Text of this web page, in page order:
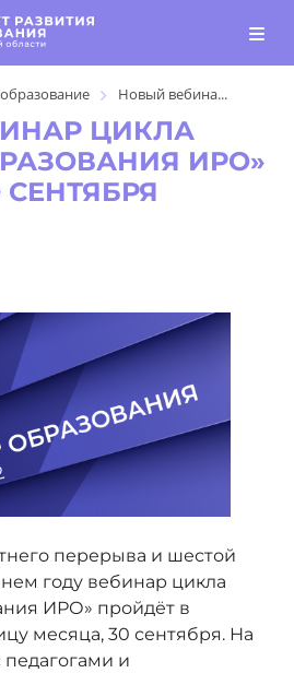
Новый вебина...
ЦИКЛА
ИРО»
перерыва и шестой
году вебинар цикла
ИРО» пройдёт в
месяца, 30 сентября. На
и